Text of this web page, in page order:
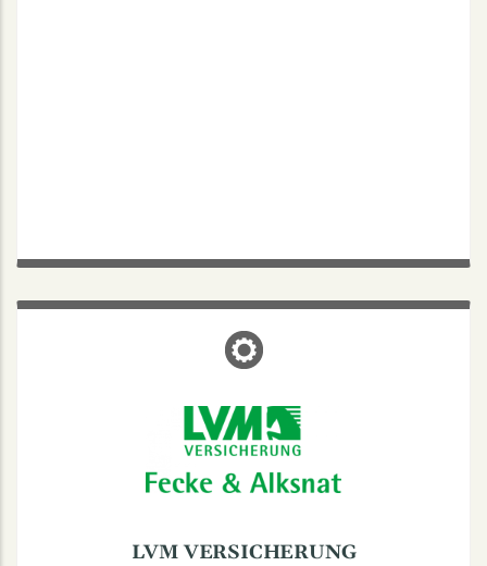
LVM VERSICHERUNG
LVM VERSICHERUNG
Tel.: 0251 294429
Fax: 0251 294233